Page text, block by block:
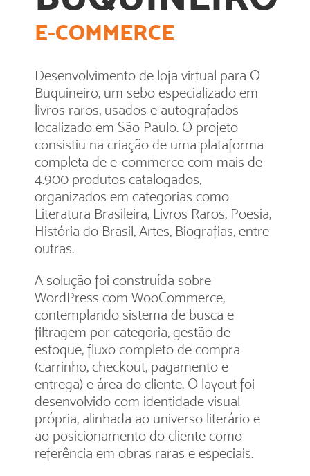
E-COMMERCE
Desenvolvimento de loja virtual para O
Buquineiro, um sebo especializado em
livros raros, usados e autografados
localizado em São Paulo. O projeto
consistiu na criação de uma plataforma
completa de e-commerce com mais de
4.900 produtos catalogados,
organizados em categorias como
Literatura Brasileira, Livros Raros, Poesia,
História do Brasil, Artes, Biografias, entre
outras.
A solução foi construída sobre
WordPress com WooCommerce,
contemplando sistema de busca e
filtragem por categoria, gestão de
estoque, fluxo completo de compra
(carrinho, checkout, pagamento e
entrega) e área do cliente. O layout foi
desenvolvido com identidade visual
própria, alinhada ao universo literário e
ao posicionamento do cliente como
referência em obras raras e especiais.